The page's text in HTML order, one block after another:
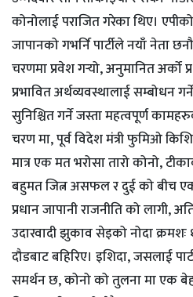
कोनोलाई पराजित गरेका थिए।
जापानको गभर्नि पार्टीले नयाँ नेता
चरणमा प्रवेश गर्‍यो, अनुमानित अर्को
प्रभावित अर्थव्यवस्थालाई सम्बोधन
सुनिश्चित गर्ने जस्ता महत्वपूर्ण
चरण मा, पूर्व विदेश मंत्री फुमिओ
मात्र एक मत भरोसा तारो कोनो,
बहुमत जित्न असफल र दुई को बीच
प्रधान जापानी राजनीति को लागी,
उदारवादी झुकाव सेइको नोदा
दौडबाट बहिरिए। इशिदा, जसलाई
समर्थन छ, कोनो को तुलना मा एक